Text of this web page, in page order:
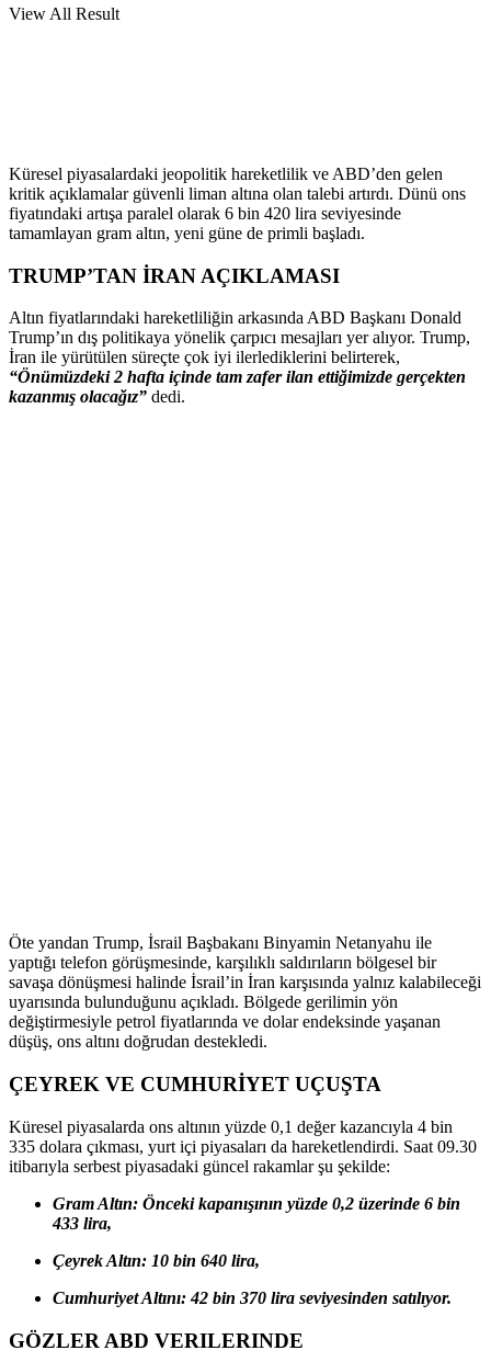
View All Result
Küresel piyasalardaki jeopolitik hareketlilik ve ABD’den gelen
kritik açıklamalar güvenli liman altına olan talebi artırdı. Dünü ons
fiyatındaki artışa paralel olarak 6 bin 420 lira seviyesinde
tamamlayan gram altın, yeni güne de primli başladı.
TRUMP’TAN İRAN AÇIKLAMASI
Altın fiyatlarındaki hareketliliğin arkasında ABD Başkanı Donald
Trump’ın dış politikaya yönelik çarpıcı mesajları yer alıyor. Trump,
İran ile yürütülen süreçte çok iyi ilerlediklerini belirterek,
“Önümüzdeki 2 hafta içinde tam zafer ilan ettiğimizde gerçekten
kazanmış olacağız” dedi.
Öte yandan Trump, İsrail Başbakanı Binyamin Netanyahu ile
yaptığı telefon görüşmesinde, karşılıklı saldırıların bölgesel bir
savaşa dönüşmesi halinde İsrail’in İran karşısında yalnız kalabileceği
uyarısında bulunduğunu açıkladı. Bölgede gerilimin yön
değiştirmesiyle petrol fiyatlarında ve dolar endeksinde yaşanan
düşüş, ons altını doğrudan destekledi.
ÇEYREK VE CUMHURİYET UÇUŞTA
Küresel piyasalarda ons altının yüzde 0,1 değer kazancıyla 4 bin
335 dolara çıkması, yurt içi piyasaları da hareketlendirdi. Saat 09.30
itibarıyla serbest piyasadaki güncel rakamlar şu şekilde:
Gram Altın: Önceki kapanışının yüzde 0,2 üzerinde 6 bin
433 lira,
Çeyrek Altın: 10 bin 640 lira,
Cumhuriyet Altını: 42 bin 370 lira seviyesinden satılıyor.
GÖZLER ABD VERILERINDE